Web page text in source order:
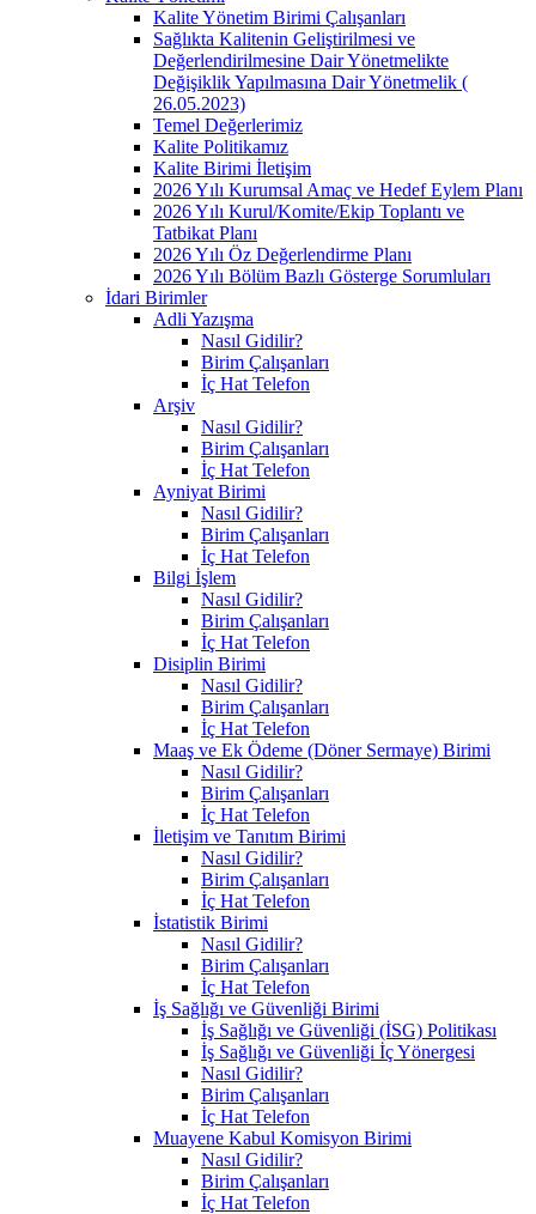
Kalite Yönetim Birimi Çalışanları
Sağlıkta Kalitenin Geliştirilmesi ve
Değerlendirilmesine Dair Yönetmelikte
Değişiklik Yapılmasına Dair Yönetmelik (
26.05.2023)
Temel Değerlerimiz
Kalite Politikamız
Kalite Birimi İletişim
2026 Yılı Kurumsal Amaç ve Hedef Eylem Planı
2026 Yılı Kurul/Komite/Ekip Toplantı ve
Tatbikat Planı
2026 Yılı Öz Değerlendirme Planı
2026 Yılı Bölüm Bazlı Gösterge Sorumluları
İdari Birimler
Adli Yazışma
Nasıl Gidilir?
Birim Çalışanları
İç Hat Telefon
Arşiv
Nasıl Gidilir?
Birim Çalışanları
İç Hat Telefon
Ayniyat Birimi
Nasıl Gidilir?
Birim Çalışanları
İç Hat Telefon
Bilgi İşlem
Nasıl Gidilir?
Birim Çalışanları
İç Hat Telefon
Disiplin Birimi
Nasıl Gidilir?
Birim Çalışanları
İç Hat Telefon
Maaş ve Ek Ödeme (Döner Sermaye) Birimi
Nasıl Gidilir?
Birim Çalışanları
İç Hat Telefon
İletişim ve Tanıtım Birimi
Nasıl Gidilir?
Birim Çalışanları
İç Hat Telefon
İstatistik Birimi
Nasıl Gidilir?
Birim Çalışanları
İç Hat Telefon
İş Sağlığı ve Güvenliği Birimi
İş Sağlığı ve Güvenliği (İSG) Politikası
İş Sağlığı ve Güvenliği İç Yönergesi
Nasıl Gidilir?
Birim Çalışanları
İç Hat Telefon
Muayene Kabul Komisyon Birimi
Nasıl Gidilir?
Birim Çalışanları
İç Hat Telefon